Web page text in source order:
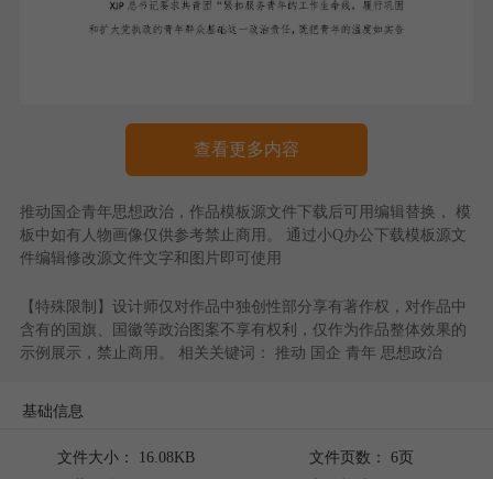
查看更多内容
推动国企青年思想政治，作品模板源文件下载后可用编辑替换， 模
板中如有人物画像仅供参考禁止商用。 通过小Q办公下载模板源文
件编辑修改源文件文字和图片即可使用
【特殊限制】设计师仅对作品中独创性部分享有著作权，对作品中
含有的国旗、国徽等政治图案不享有权利，仅作为作品整体效果的
示例展示，禁止商用。 相关关键词： 推动 国企 青年 思想政治
基础信息
文件大小： 16.08KB
文件页数： 6页